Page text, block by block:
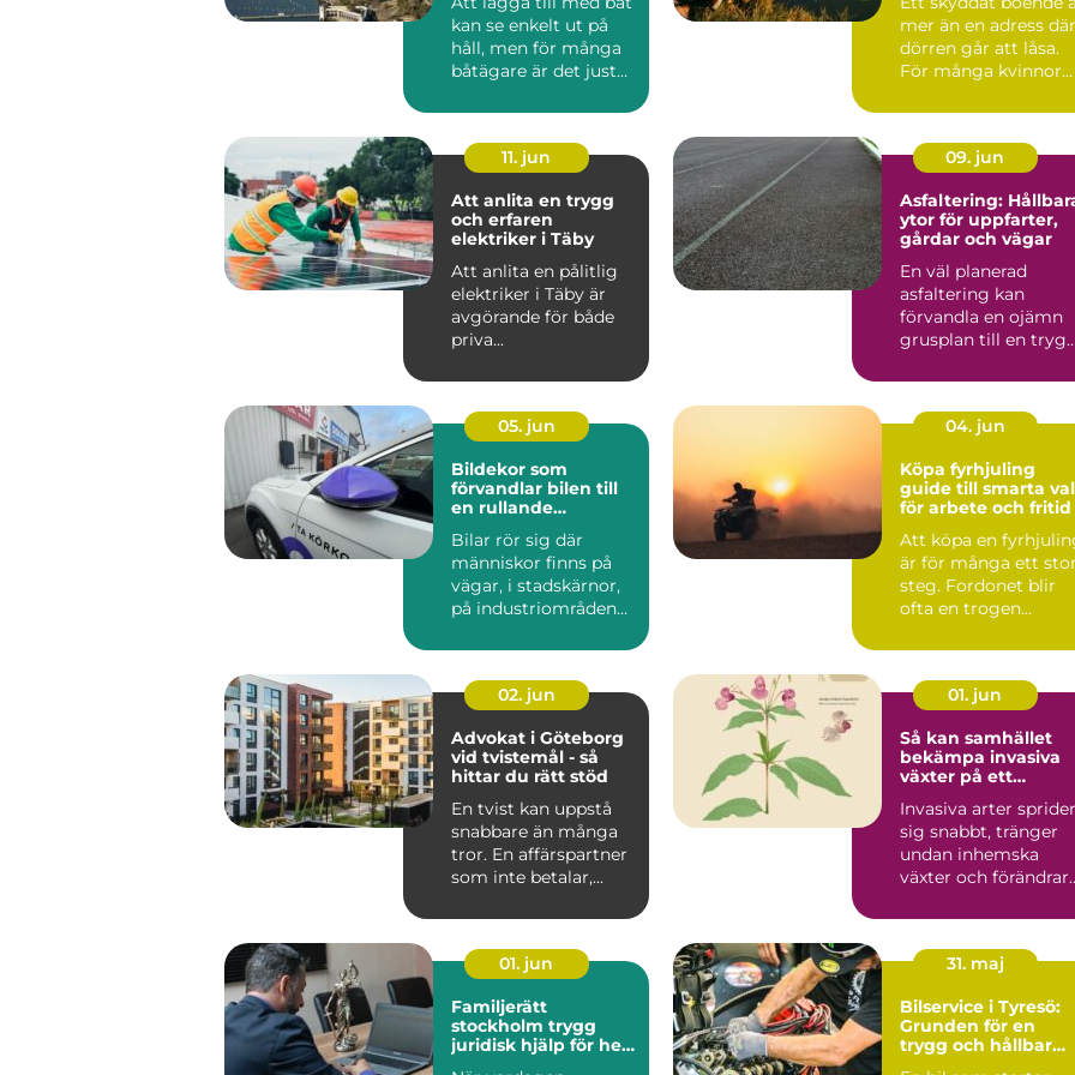
kan se enkelt ut på
håll, men för många
båtägare är det just
mer än en adress där
dörren går att låsa.
För många kvinnor
11. jun
Att anlita en trygg
och erfaren
elektriker i Täby
Att anlita en pålitlig
elektriker i Täby är
avgörande för både
priva...
09. jun
Asfaltering:
ytor för uppfarter,
gårdar och vägar
En väl planerad
asfaltering kan
förvandla en ojämn
grusplan till en trygg,
05. jun
Bildekor som
förvandlar bilen till
en rullande
Bilar rör sig där
människor finns på
vägar, i stadskärnor,
på industriområden
N...
04. jun
Köpa fyrhjuling
guide till smarta val
för arbete och fritid
Att köpa en
är för många ett
steg. Fordonet blir
ofta en trogen
02. jun
Advokat i Göteborg
vid tvistemål - så
hittar du rätt stöd
En tvist kan uppstå
snabbare än många
tror. En affärspartner
som inte betalar,...
01. jun
Så kan samhället
bekämpa invasiva
växter på ett
Invasiva arter sprider
sig snabbt, tränger
undan inhemska
växter och förändrar
Kommu...
01. jun
Familjerätt
stockholm trygg
juridisk hjälp för hela
31. maj
Bilservice i Tyresö:
Grunden för en
trygg och hållbar